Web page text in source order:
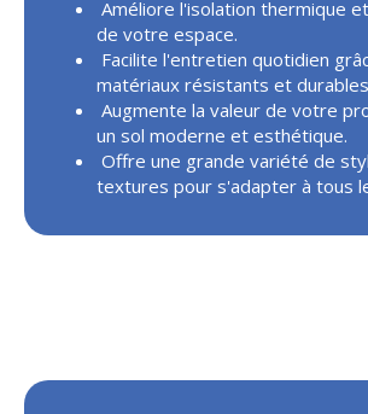
Améliore l'isolation thermique
de votre espace.
Facilite l'entretien quotidien
matériaux résistants et
Augmente la valeur de votre
un sol moderne et esthétique.
Offre une grande variété de
textures pour s'adapter à tous